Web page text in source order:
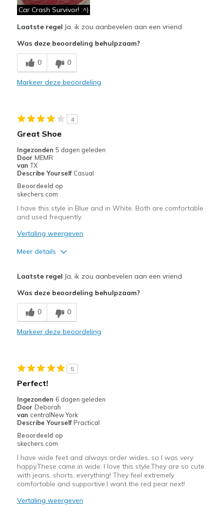
Comfortable
Durable
Stylish
Beste toepassingen
Casual Wear
Travel
Width
Sizing
Feels true to size
View On Shoes
Car Crash Survivor! :^)
Laatste regel Ja, ik zou aanbevelen aan een vriend
Was deze beoordeling behulpzaam?
0 0
Markeer deze beoordeling
4
Great Shoe
Ingezonden 5 dagen geleden
Door MEMR
van TX
Describe Yourself Casual
Beoordeeld op
skechers.com
I have this style in Blue and in White. Both are comfortable
and used frequently.
Vertaling weergeven
Meer details
Durable
Stylish
Travel
Width
Sizing
View On Shoes
Shoes are for Wearing
Laatste regel Ja, ik zou aanbevelen aan een vriend
Was deze beoordeling behulpzaam?
0 0
Markeer deze beoordeling
5
Perfect!
Ingezonden 6 dagen geleden
Door Deborah
van centralNew York
Describe Yourself Practical
Beoordeeld op
skechers.com
I have wide feet and always order wides, so I was very
happy.These came in wide. I love this style.They are so cute
with jeans, shorts, everything! They feel extremely
comfortable and supportive.I want the red pear next!
Vertaling weergeven